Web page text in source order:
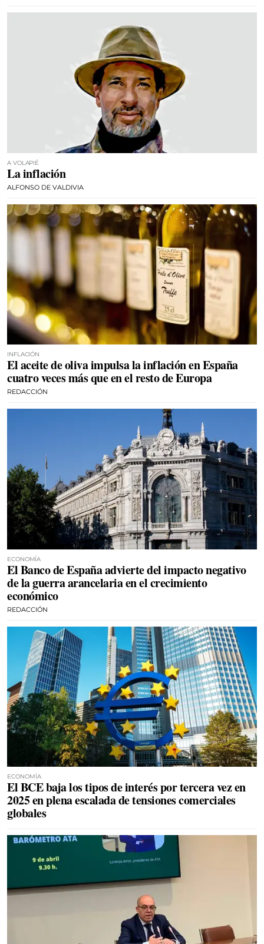
A VOLAPIÉ
La inflación
ALFONSO DE VALDIVIA
INFLACIÓN
El aceite de oliva impulsa la inflación en España
cuatro veces más que en el resto de Europa
REDACCIÓN
ECONOMÍA
El Banco de España advierte del impacto negativo
de la guerra arancelaria en el crecimiento
económico
REDACCIÓN
ECONOMÍA
El BCE baja los tipos de interés por tercera vez en
2025 en plena escalada de tensiones comerciales
globales